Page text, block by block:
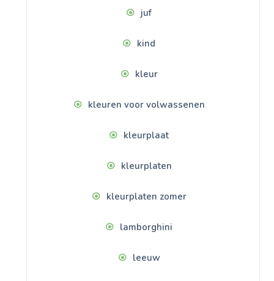
juf
kind
kleur
kleuren voor volwassenen
kleurplaat
kleurplaten
kleurplaten zomer
lamborghini
leeuw